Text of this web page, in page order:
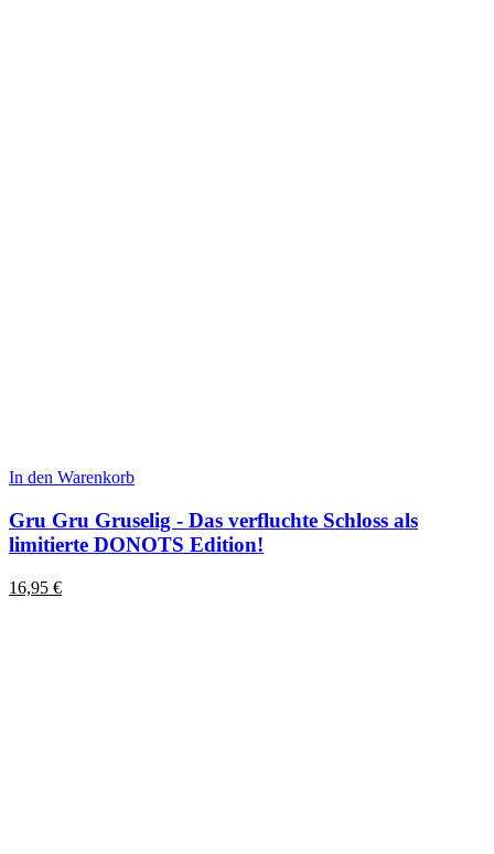
In den Warenkorb
Gru Gru Gruselig - Das verfluchte Schloss als
limitierte DONOTS Edition!
16,95 €